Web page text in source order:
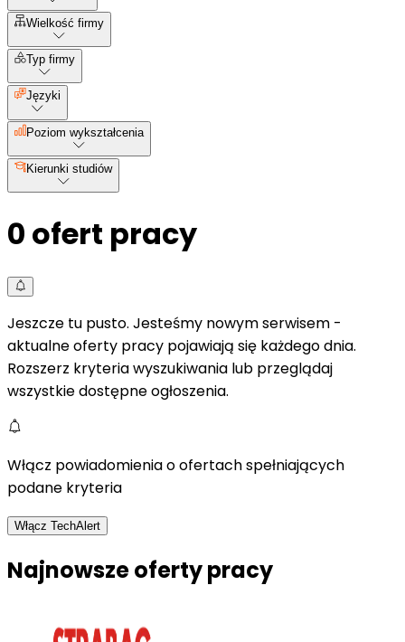
Wielkość firmy
Typ firmy
Języki
Poziom wykształcenia
Kierunki studiów
0 ofert pracy
Jeszcze tu pusto. Jesteśmy nowym serwisem -
aktualne oferty pracy pojawiają się każdego dnia.
Rozszerz kryteria wyszukiwania lub przeglądaj
wszystkie dostępne ogłoszenia.
Włącz powiadomienia o ofertach spełniających
podane kryteria
Włącz TechAlert
Najnowsze oferty pracy